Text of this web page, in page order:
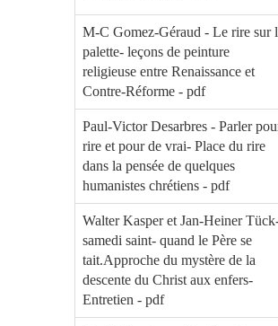
M-C Gomez-Géraud - Le rire sur
palette- leçons de peinture
religieuse entre Renaissance et
Contre-Réforme - pdf
Paul-Victor Desarbres - Parler
rire et pour de vrai- Place du rire
dans la pensée de quelques
humanistes chrétiens - pdf
Walter Kasper et Jan-Heiner
samedi saint- quand le Père se
tait.Approche du mystère de la
descente du Christ aux enfers-
Entretien - pdf